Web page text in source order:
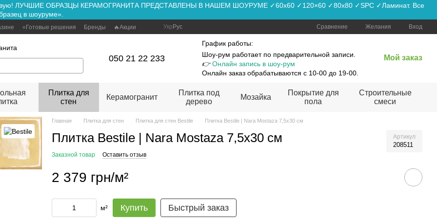
вживую! ЛУЧШИЕ ОБРАЗЦЫ КЕРАМОГРАНИТА ПРЕДСТАВЛЕНЫ В НАШЕМ ШОУРУМЕ ✓60x60 ✓120×60 ✓80x80 ✓SPC ✓Ламинат. Все
в шоуруме».
⭐Готовые решения Бренды 🔥Акции Укр Рус Сравнение Желания Вход
050 21 22 233
График работы:
Шоу-рум работает по предварительной записи.
👉Онлайн запись в шоу-рум
Онлайн заказ обрабатываются с 10-00 до 19-00.
Мой заказ
Плитка для
стен
Керамогранит
Плитка под
дерево
Мозайка
Покрытие для
пола
Строительные
смеси
Главная Плитка для стен Плитка для стен Bestile Плитка Bestile | Nara Mostaza 7,5x30 см
Плитка Bestile | Nara Mostaza 7,5x30 см Артикул
208511
Заказной товар Оставить отзыв
2 379 грн/м²
м² Купить Быстрый заказ